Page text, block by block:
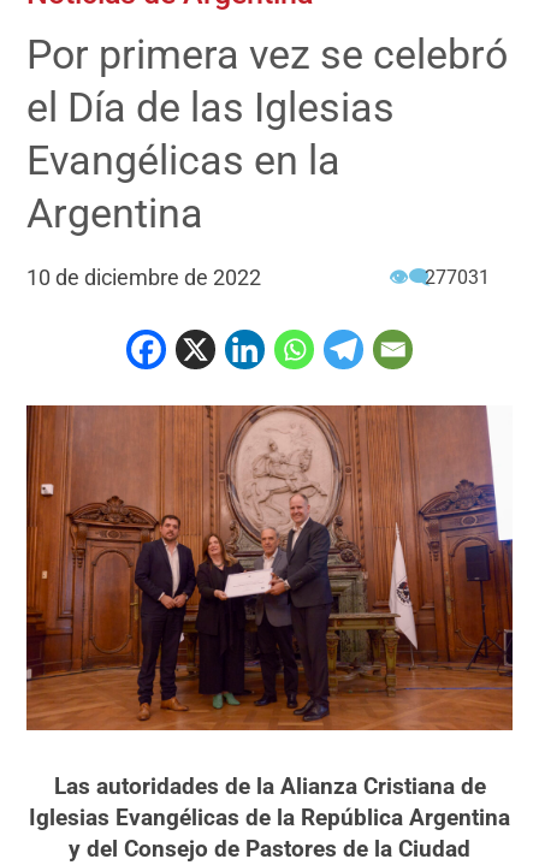
Por primera vez se celebró
el Día de las Iglesias
Evangélicas en la
Argentina
10 de diciembre de 2022 👁‍🗨277031
Las autoridades de la Alianza Cristiana de
Iglesias Evangélicas de la República Argentina
y del Consejo de Pastores de la Ciudad